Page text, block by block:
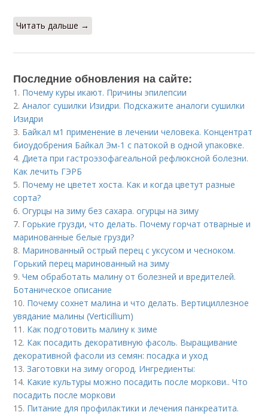
Читать дальше →
Последние обновления на сайте:
1. Почему куры икают. Причины эпилепсии
2.Аналог сушилки Изидри. Подскажите аналоги сушилки
Изидри
3. Байкал м1 применение в лечении человека. Концентрат
биоудобрения Байкал Эм-1 с патокой в одной упаковке.
4. Диета при гастроэзофагеальной рефлюксной болезни.
Как лечить ГЭРБ
5. Почему не цветет хоста. Как и когда цветут разные
сорта?
6.Огурцы на зиму без сахара. огурцы на зиму
7. Горькие грузди, что делать. Почему горчат отварные и
маринованные белые грузди?
8. Маринованный острый перец с уксусом и чесноком.
Горький перец маринованный на зиму
9.Чем обработать малину от болезней и вредителей.
Ботаническое описание
10. Почему сохнет малина и что делать. Вертициллезное
увядание малины (Verticillium)
11. Как подготовить малину к зиме
12. Как посадить декоративную фасоль. Выращивание
декоративной фасоли из семян: посадка и уход
13.Заготовки на зиму огород. Ингредиенты:
14. Какие культуры можно посадить после моркови.. Что
посадить после моркови
15. Питание для профилактики и лечения панкреатита.